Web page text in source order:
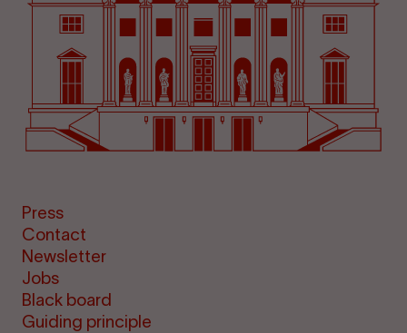
Press
Contact
Newsletter
Jobs
Black board
Guiding principle